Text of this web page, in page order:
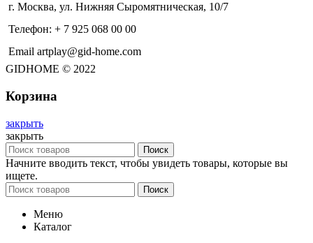
г. Москва, ул. Нижняя Сыромятническая, 10/7
Телефон: + 7 925 068 00 00
Email artplay@gid-home.com
GIDHOME © 2022
Корзина
закрыть
закрыть
Поиск
Начните вводить текст, чтобы увидеть товары, которые вы
ищете.
Поиск
Меню
Каталог